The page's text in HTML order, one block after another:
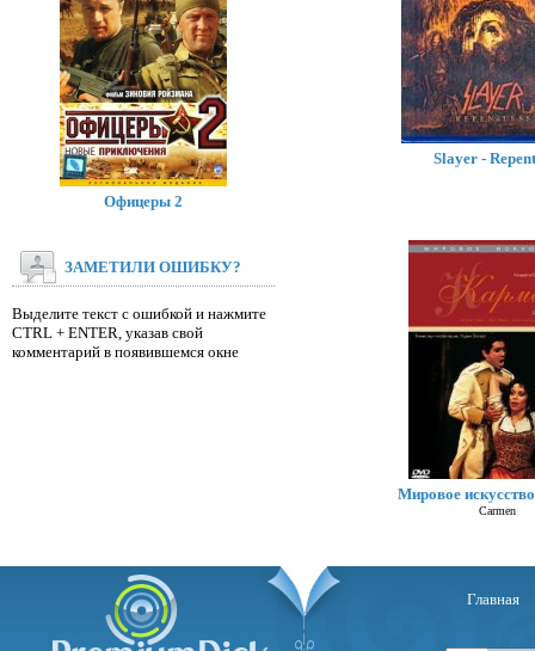
Slayer -
Мировое
Carmen
Офицеры 2
ЗАМЕТИЛИ ОШИБКУ?
Выделите текст с ошибкой и нажмите
CTRL + ENTER, указав свой
комментарий в появившемся окне
Главная